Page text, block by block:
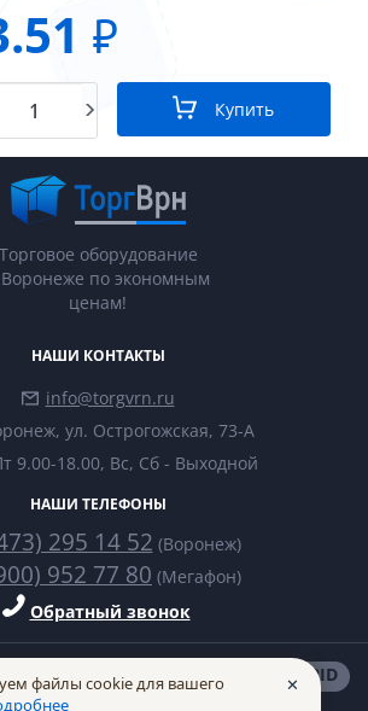
₽
Купить
Торговое оборудование
по экономным
ценам!
НАШИ КОНТАКТЫ
info@torgvrn.ru
ул. Острогожская, 73-А
9.00-18.00, Вс, Сб - Выходной
НАШИ ТЕЛЕФОНЫ
295 14 52 (Воронеж)
952 77 80 (Мегафон)
Обратный звонок
INTRID
файлы cookie для вашего
✕